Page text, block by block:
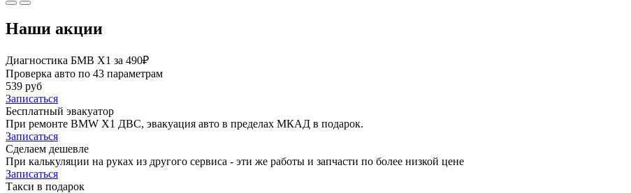
Наши акции
Диагностика БМВ Х1 за 490₽
Проверка авто по 43 параметрам
539 руб
Записаться
Бесплатный эвакуатор
При ремонте BMW X1 ДВС, эвакуация авто в пределах МКАД в подарок.
Записаться
Сделаем дешевле
При калькуляции на руках из другого сервиса - эти же работы и запчасти по более низкой цене
Записаться
Такси в подарок